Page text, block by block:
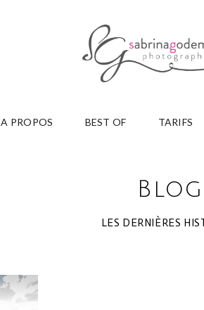
A PROPOS BEST OF TARIFS
Blog
LES DERNIÈRES